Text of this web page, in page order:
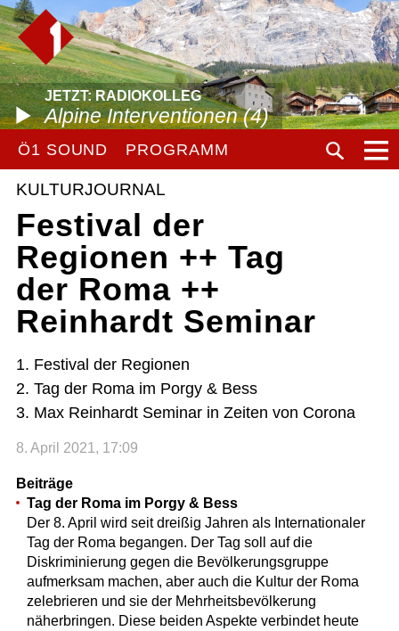
JETZT: RADIOKOLLEG
Alpine Interventionen (4)
Ö1 SOUND PROGRAMM
KULTURJOURNAL
Festival der
Regionen ++ Tag
der Roma ++
Reinhardt Seminar
1. Festival der Regionen
2. Tag der Roma im Porgy & Bess
3. Max Reinhardt Seminar in Zeiten von Corona
8. April 2021, 17:09
Beiträge
Tag der Roma im Porgy & Bess
Der 8. April wird seit dreißig Jahren als Internationaler
Tag der Roma begangen. Der Tag soll auf die
Diskriminierung gegen die Bevölkerungsgruppe
aufmerksam machen, aber auch die Kultur der Roma
zelebrieren und sie der Mehrheitsbevölkerung
näherbringen. Diese beiden Aspekte verbindet heute